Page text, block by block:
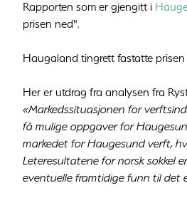
Rapporten som er gjengitt i
prisen ned".
Haugaland tingrett fastatte prisen
Her er utdrag fra analysen fra
«Markedssituasjonen for
få mulige oppgaver for
markedet for Haugesund verft,
Leteresultatene for norsk sokkel
eventuelle framtidige funn til det